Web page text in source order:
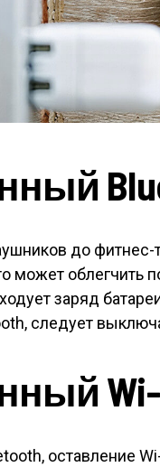
до
может облегчить
заряд
следует
оставление